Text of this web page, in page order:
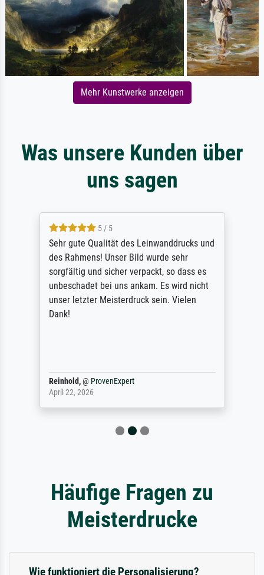
Mehr Kunstwerke anzeigen
Was unsere Kunden über
uns sagen
5 / 5
Sehr gute Qualität des Leinwanddrucks und
des Rahmens! Unser Bild wurde sehr
sorgfältig und sicher verpackt, so dass es
unbeschadet bei uns ankam. Es wird nicht
unser letzter Meisterdruck sein. Vielen
Dank!
Reinhold,@ ProvenExpert
April 22, 2026
Häufige Fragen zu
Meisterdrucke
Wie funktioniert die Personalisierung?